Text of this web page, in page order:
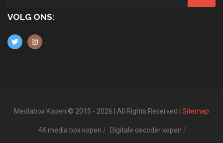
VOLG ONS:
Mediabox Kopen © 2015 - 2026 | All Rights Reserved | Sitemap
4K media box kopen Digitale decoder kopen